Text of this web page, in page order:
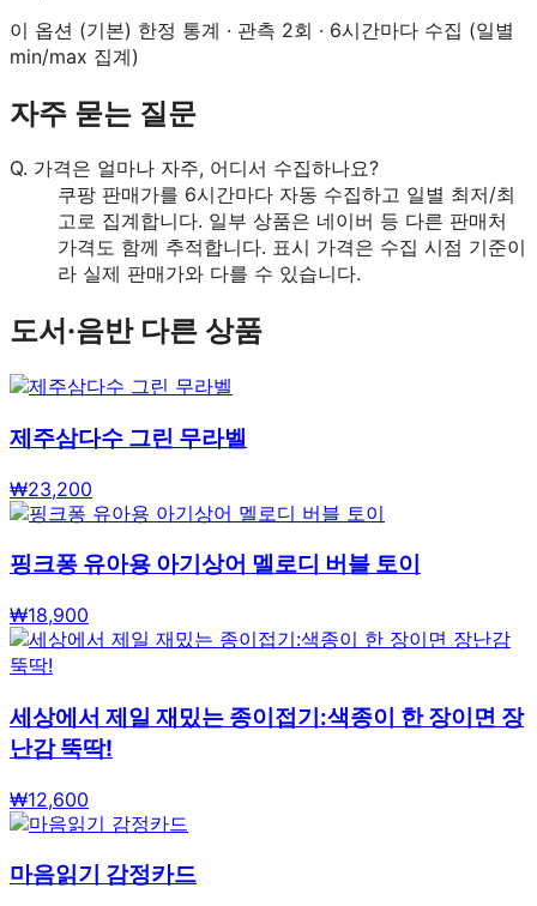
이 옵션 (기본) 한정 통계 · 관측 2회 · 6시간마다 수집 (일별
min/max 집계)
자주 묻는 질문
Q. 가격은 얼마나 자주, 어디서 수집하나요?
쿠팡 판매가를 6시간마다 자동 수집하고 일별 최저/최
고로 집계합니다. 일부 상품은 네이버 등 다른 판매처
가격도 함께 추적합니다. 표시 가격은 수집 시점 기준이
라 실제 판매가와 다를 수 있습니다.
도서·음반다른 상품
제주삼다수 그린 무라벨
₩23,200
핑크퐁 유아용 아기상어 멜로디 버블 토이
₩18,900
세상에서 제일 재밌는 종이접기:색종이 한 장이면 장
난감 뚝딱!
₩12,600
마음읽기 감정카드